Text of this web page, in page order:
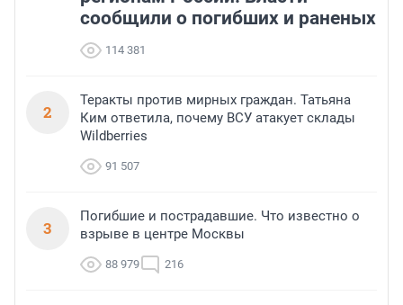
сообщили о погибших и раненых
114 381
2
Теракты против мирных граждан. Татьяна
Ким ответила, почему ВСУ атакует склады
Wildberries
91 507
3
Погибшие и пострадавшие. Что известно о
взрыве в центре Москвы
88 979 216